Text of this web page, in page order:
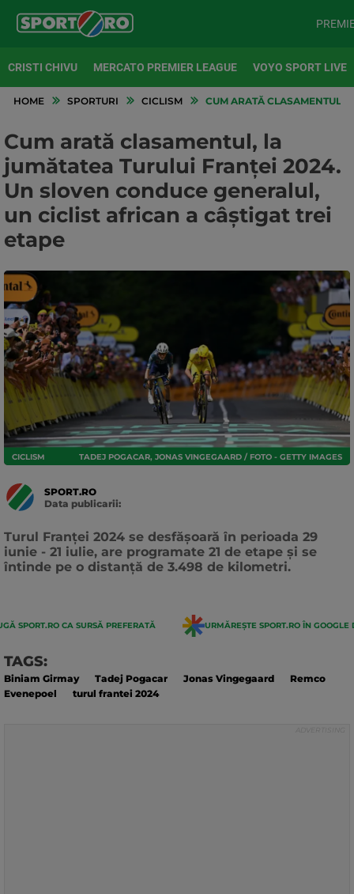
CRISTI CHIVU MERCATO PREMIER LEAGUE VOYO SPORT LIVE
HOME SPORTURI CICLISM CUM ARATĂ CLASAMENTUL,
Cum arată clasamentul, la
jumătatea Turului Franței 2024.
Un sloven conduce generalul,
un ciclist african a câștigat trei
etape
CICLISM TADEJ POGACAR, JONAS VINGEGAARD / FOTO - GETTY IMAGES
SPORT.RO
Data publicarii:
Turul Franței 2024 se desfășoară în perioada 29
iunie - 21 iulie, are programate 21 de etape și se
întinde pe o distanță de 3.498 de kilometri.
SPORT.RO CA SURSĂ PREFERATĂ URMĂREȘTE SPORT.RO ÎN GOOGLE
TAGS:
Biniam Girmay Tadej Pogacar Jonas Vingegaard
Remco
Evenepoel
turul frantei 2024